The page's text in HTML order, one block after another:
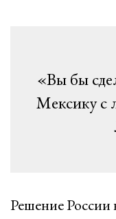
«Вы бы
Мексику с
Решение России